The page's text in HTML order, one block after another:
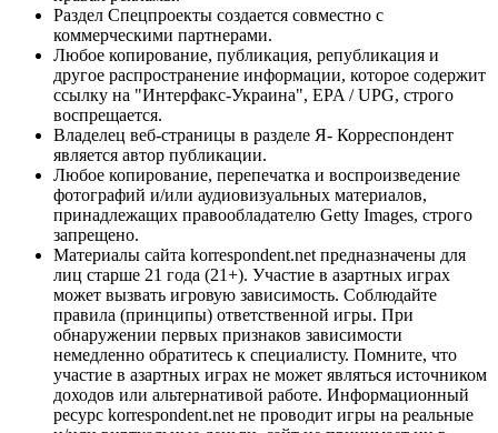
Раздел Спецпроекты создается совместно с
коммерческими партнерами.
Любое копирование, публикация, републикация и
другое распространение информации, которое содержит
ссылку на "Интерфакс-Украина", EPA / UPG, строго
воспрещается.
Владелец веб-страницы в разделе Я- Корреспондент
является автор публикации.
Любое копирование, перепечатка и воспроизведение
фотографий и/или аудиовизуальных материалов,
принадлежащих правообладателю Getty Images, строго
запрещено.
Материалы сайта korrespondent.net предназначены для
лиц старше 21 года (21+). Участие в азартных играх
может вызвать игровую зависимость. Соблюдайте
правила (принципы) ответственной игры. При
обнаружении первых признаков зависимости
немедленно обратитесь к специалисту. Помните, что
участие в азартных играх не может являться источником
доходов или альтернативой работе. Информационный
ресурс korrespondent.net не проводит игры на реальные